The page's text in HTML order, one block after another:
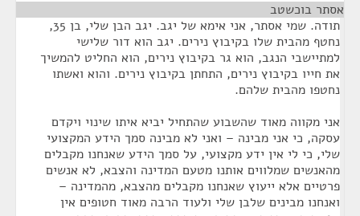
אסתר בוכשטב
תודה. שמי אסתר, אני אימא של יגב. יגב הבן שלי, בן 35,
נחטף מהבית שלו בקיבוץ נירים. יגב הוא דור שלישי
למתיישבי הנגב, הוא גר בקיבוץ נירים, הוא החליט להמשיך
את חייו בקיבוץ נירים, התחתן בקיבוץ נירים. והוא ואשתו
נחטפו מהבית שלהם.
אני מקווה מאוד שהשבוע שהתחיל יביא איתו שינוי ויקדם
עסקה, כי אני מבינה – ואני לא מבינה סמך הידע המקצועי
שלי, כי לי אין ידע מקצועי, על סמך הידע שאנחנו מקבלים
מהאנשים שמלווים אותנו מטעם המדינה והצבא, לא אנשים
פרטיים אלא ייעוץ שאנחנו מקבלים מהצבא, מהמדינה –
ואנחנו מבינים שלבן שלי ולעוד הרבה מאוד חטופים אין